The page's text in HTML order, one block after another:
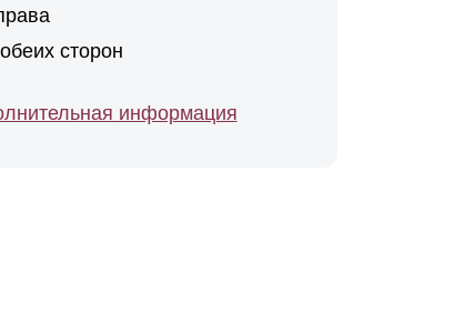
сторон
информация